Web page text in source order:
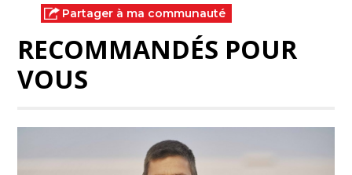
Partager à ma communauté
RECOMMANDÉS POUR
VOUS